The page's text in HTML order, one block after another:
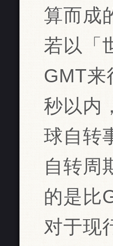
算而成
若以「
GMT来
秒以内
球自转
自转周
的是比
对于现